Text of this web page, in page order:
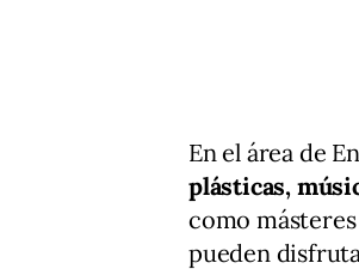
En el área de
plásticas,
como
pueden